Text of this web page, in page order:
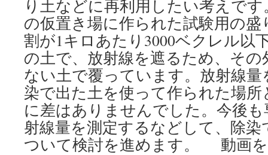
り土などに再利用したい考えで
の仮置き場に作られた試験用の盛
割が1キロあたり3000ベクレル以
の土で、放射線を遮るため、そ
ない土で覆っています。放射線
染で出た土を使って作られた場
に差はありませんでした。今後
射線量を測定するなどして、除
ついて検討を進めます。 動画